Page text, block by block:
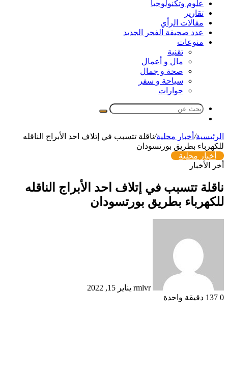
علوم وتكنولوجيا
تقارير
مقالات الرأي
عدد صحيفة الفجر الجديد
منوعات
تقنية
مال و أعمال
صحة و جمال
سياحة و سفر
حوارات
بحث
الرئيسية/ أخبار محلية/ناقلة تتسبب في إتلاف احد الأبراج الناقله
للكهرباء بطريق بورتسودان
أخبار محلية
أخر الأخبار
ناقلة تتسبب في إتلاف احد الأبراج الناقله
للكهرباء بطريق بورتسودان
rmlvr يناير 15, 2022
0
دقيقة واحدة